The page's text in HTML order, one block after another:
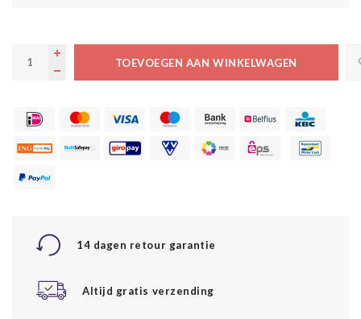
TOEVOEGEN AAN WINKELWAGEN
14 dagen retour garantie
Altijd gratis verzending